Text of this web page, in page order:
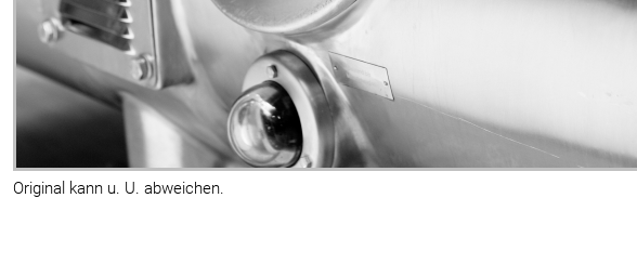
Original kann u. U. abweichen.